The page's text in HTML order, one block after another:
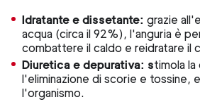
Idratante e dissetante: grazie
acqua (circa il 92%), l'anguria è
combattere il caldo e reidratare il
Diuretica e depurativa: stimola la
l'eliminazione di scorie e tossine,
l'organismo.